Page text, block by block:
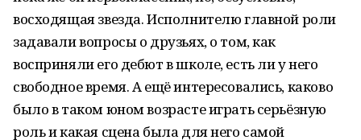
восходящая звезда. Исполнителю главной роли
задавали вопросы о друзьях, о том, как
восприняли его дебют в школе, есть ли у него
свободное время. А ещё интересовались, каково
было в таком юном возрасте играть серьёзную
роль и какая сцена была для него самой